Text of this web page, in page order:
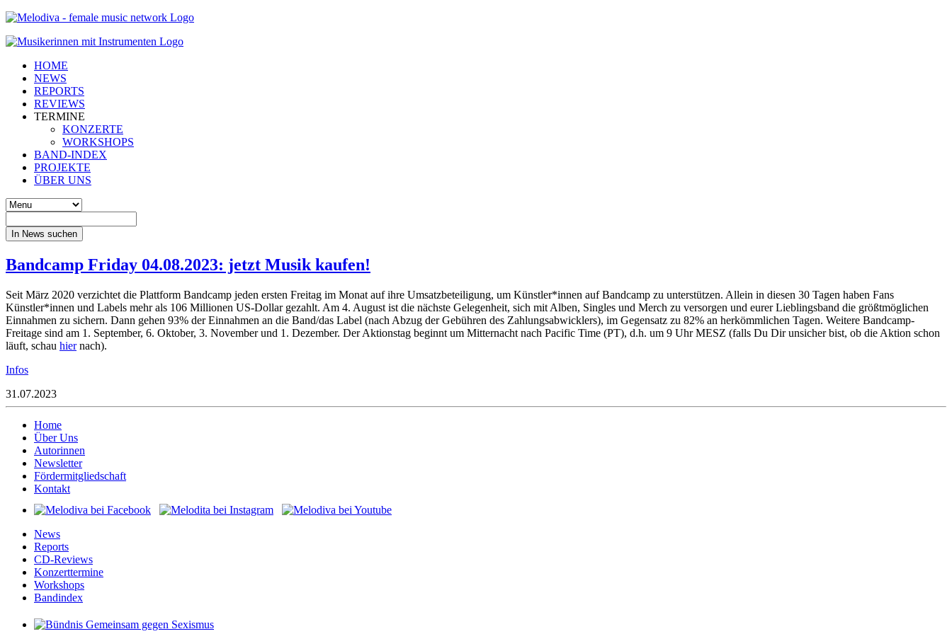
HOME
NEWS
REPORTS
REVIEWS
TERMINE
KONZERTE
WORKSHOPS
BAND-INDEX
PROJEKTE
ÜBER UNS
In News suchen
Bandcamp Friday 04.08.2023: jetzt Musik kaufen!
Seit März 2020 verzichtet die Plattform Bandcamp jeden ersten Freitag im Monat auf ihre Umsatzbeteiligung, um Künstler*innen auf Bandcamp zu unterstützen. Allein in diesen 30 Tagen haben Fans
Künstler*innen und Labels mehr als 106 Millionen US-Dollar gezahlt. Am 4. August ist die nächste Gelegenheit, sich mit Alben, Singles und Merch zu versorgen und eurer Lieblingsband die größtmöglichen
Einnahmen zu sichern. Dann gehen 93% der Einnahmen an die Band/das Label (nach Abzug der Gebühren des Zahlungsabwicklers), im Gegensatz zu 82% an herkömmlichen Tagen. Weitere Bandcamp-
Freitage sind am 1. September, 6. Oktober, 3. November und 1. Dezember. Der Aktionstag beginnt um Mitternacht nach Pacific Time (PT), d.h. um 9 Uhr MESZ (falls Du Dir unsicher bist, ob die Aktion schon
läuft, schau hiernach).
Infos
31.07.2023
Home
Über Uns
Autorinnen
Newsletter
Fördermitgliedschaft
Kontakt
News
Reports
CD-Reviews
Konzerttermine
Workshops
Bandindex